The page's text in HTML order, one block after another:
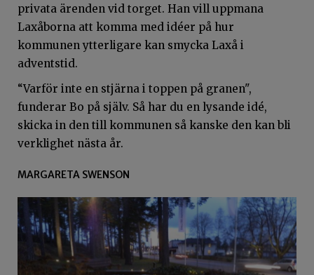
privata ärenden vid torget. Han vill uppmana
Laxåborna att komma med idéer på hur
kommunen ytterligare kan smycka Laxå i
adventstid.
“Varför inte en stjärna i toppen på granen",
funderar Bo på själv. Så har du en lysande idé,
skicka in den till kommunen så kanske den kan bli
verklighet nästa år.
MARGARETA SWENSON